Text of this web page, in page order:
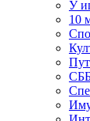
У
10
СББ